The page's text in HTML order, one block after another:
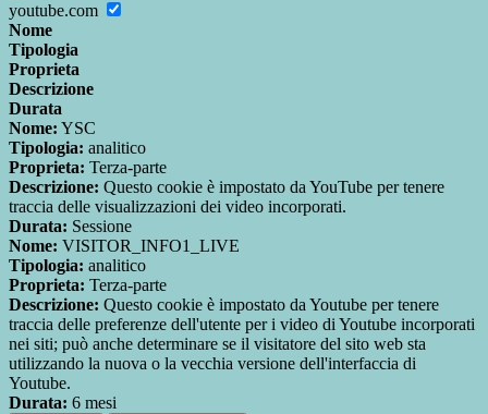
youtube.com
Nome
Tipologia
Proprieta
Descrizione
Durata
Nome: YSC
Tipologia: analitico
Proprieta: Terza-parte
Descrizione: Questo cookie è impostato da YouTube per tenere
traccia delle visualizzazioni dei video incorporati.
Durata: Sessione
Nome: VISITOR_INFO1_LIVE
Tipologia: analitico
Proprieta: Terza-parte
Descrizione: Questo cookie è impostato da Youtube per tenere
traccia delle preferenze dell'utente per i video di Youtube incorporati
nei siti; può anche determinare se il visitatore del sito web sta
utilizzando la nuova o la vecchia versione dell'interfaccia di
Youtube.
Durata: 6 mesi